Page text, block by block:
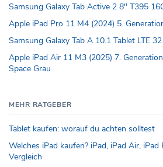
Samsung Galaxy Tab Active 2 8" T395
Apple iPad Pro 11 M4 (2024) 5.
Samsung Galaxy Tab A 10.1 Tablet LTE
Apple iPad Air 11 M3 (2025) 7.
Space Grau
MEHR RATGEBER
Tablet kaufen: worauf du achten solltest
Welches iPad kaufen? iPad, iPad Air,
Vergleich